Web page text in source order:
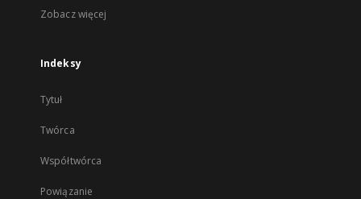
Zobacz więcej
Indeksy
Tytuł
Twórca
Współtwórca
Powiązanie